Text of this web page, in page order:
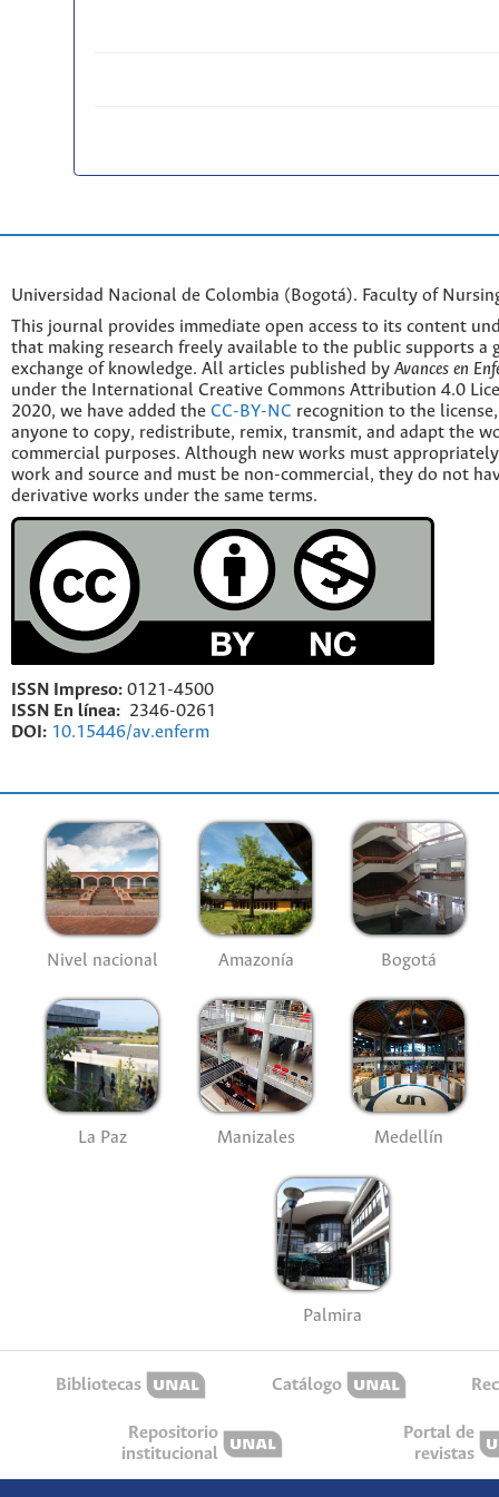
Universidad Nacional de Colombia (Bogotá). Faculty of
This journal provides immediate open access to its content
that making research freely available to the public supports a
exchange of knowledge. All articles published by Avances en
under the International Creative Commons Attribution 4.0
2020, we have added the CC-BY-NC recognition to the
anyone to copy, redistribute, remix, transmit, and adapt the
commercial purposes. Although new works must
work and source and must be non-commercial, they do not
derivative works under the same terms.
ISSN Impreso: 0121-4500
ISSN En línea: 2346-0261
DOI: 10.15446/av.enferm
Nivel nacional Amazonía Bogotá
La Paz Manizales Medellín
Palmira
Bibliotecas Catálogo
Repositorio
institucional
Portal de
revistas